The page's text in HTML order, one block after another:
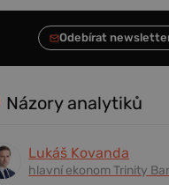
Názory analytiků
Lukáš Kovanda
hlavní ekonom Trinity